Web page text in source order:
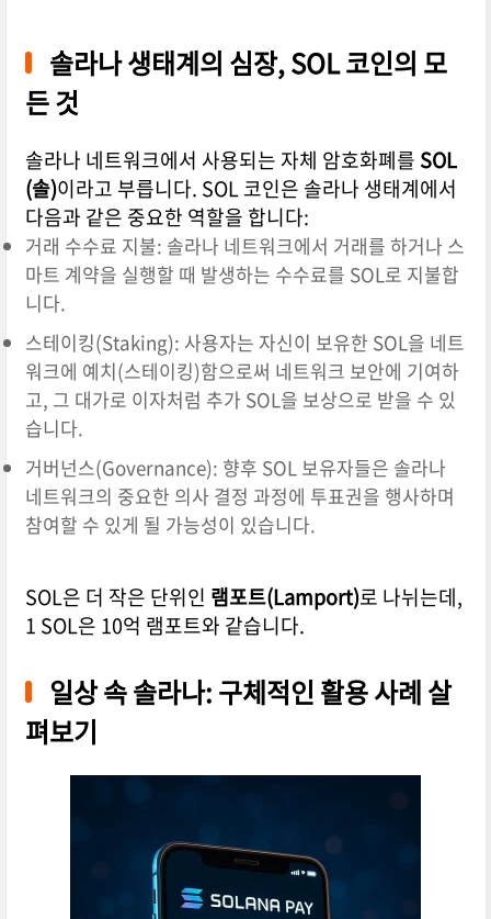
솔라나 생태계의 심장, SOL 코인의 모
든 것
솔라나 네트워크에서 사용되는 자체 암호화폐를 SOL
(솔)이라고 부릅니다. SOL 코인은 솔라나 생태계에서
다음과 같은 중요한 역할을 합니다:
거래 수수료 지불: 솔라나 네트워크에서 거래를 하거나 스
마트 계약을 실행할 때 발생하는 수수료를 SOL로 지불합
니다.
스테이킹(Staking): 사용자는 자신이 보유한 SOL을 네트
워크에 예치(스테이킹)함으로써 네트워크 보안에 기여하
고, 그 대가로 이자처럼 추가 SOL을 보상으로 받을 수 있
습니다.
거버넌스(Governance): 향후 SOL 보유자들은 솔라나
네트워크의 중요한 의사 결정 과정에 투표권을 행사하며
참여할 수 있게 될 가능성이 있습니다.
SOL은 더 작은 단위인 램포트(Lamport)로 나뉘는데,
1 SOL은 10억 램포트와 같습니다.
일상 속 솔라나: 구체적인 활용 사례 살
펴보기